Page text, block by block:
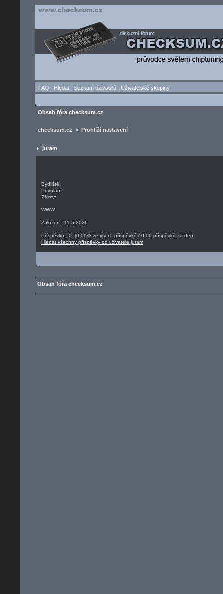
FAQ Hledat Seznam uživatelů Uživatelské skupiny
Obsah fóra checksum.cz
checksum.cz » Prohlíží nastavení
juram
Bydliště:
Povolání:
Zájmy:
WWW:
Založen: 11.5.2026
Příspěvků: 0 [0.00% ze všech příspěvků / 0.00 příspěvků za den]
Hledat všechny příspěvky od uživatele juram
Obsah fóra checksum.cz